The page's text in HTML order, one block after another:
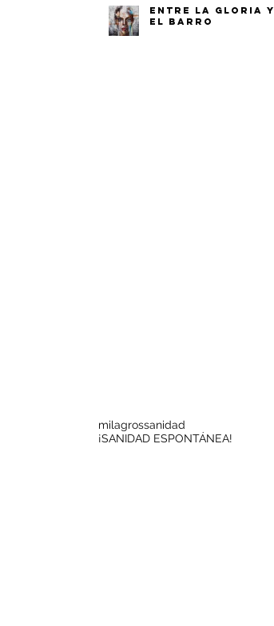
ENTRE LA GLORIA Y
EL BARRO
milagrossanidad
¡SANIDAD ESPONTÁNEA!